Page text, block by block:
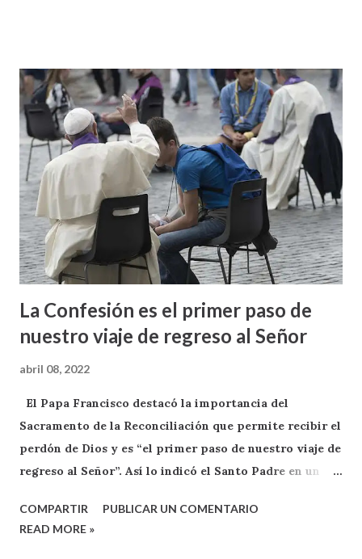
La Confesión es el primer paso de
nuestro viaje de regreso al Señor
abril 08, 2022
El Papa Francisco destacó la importancia del
Sacramento de la Reconciliación que permite recibir el
perdón de Dios y es “el primer paso de nuestro viaje de
regreso al Señor”. Así lo indicó el Santo Padre en un
Twitter @Pontifex_es en el que reconoció que “somos
COMPARTIR
PUBLICAR UN COMENTARIO
READ MORE »